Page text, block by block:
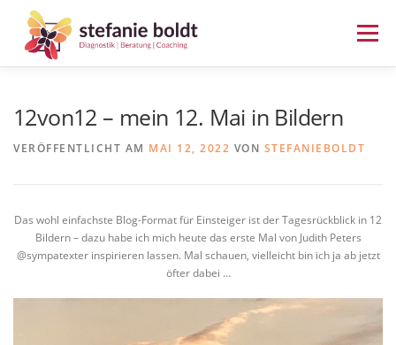
springen
Menü
RESILIENZ AM FSP ANKERPLATZ
12von12 – mein 12. Mai in Bildern
VERÖFFENTLICHT AM MAI 12, 2022 VON STEFANIEBOLDT
Das wohl einfachste Blog-Format für Einsteiger ist der Tagesrückblick in 12
Bildern – dazu habe ich mich heute das erste Mal von Judith Peters
@sympatexter inspirieren lassen. Mal schauen, vielleicht bin ich ja ab jetzt
öfter dabei …